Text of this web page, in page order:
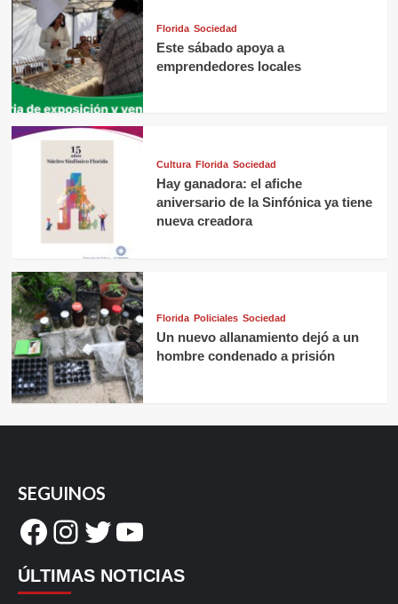
Florida Sociedad
Este sábado apoya a
emprendedores locales
Cultura Florida Sociedad
Hay ganadora: el afiche
aniversario de la Sinfónica ya tiene
nueva creadora
Florida Policiales Sociedad
Un nuevo allanamiento dejó a un
hombre condenado a prisión
SEGUINOS
Facebook
Instagram
Twitter
YouTube
ÚLTIMAS NOTICIAS